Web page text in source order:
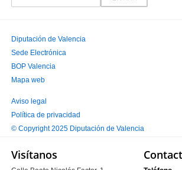
PIE
PRINCIPAL
Diputación de Valencia
Sede Electrónica
BOP Valencia
Mapa web
PIE
SECUNDARIO
Aviso legal
Política de privacidad
© Copyright 2025 Diputación de Valencia
Visítanos